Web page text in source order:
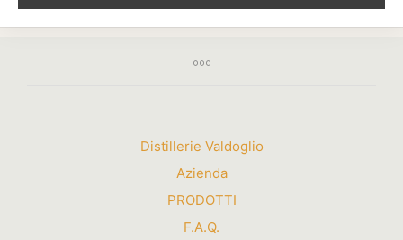
Distillerie Valdoglio
Azienda
PRODOTTI
F.A.Q.